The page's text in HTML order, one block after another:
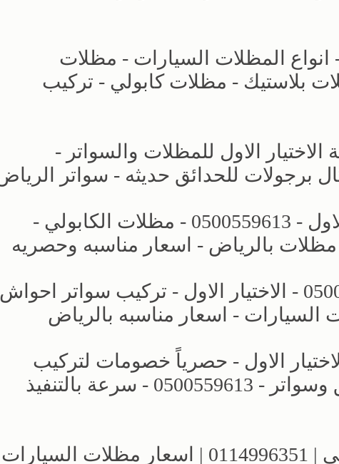
وسواتر التخصصي - 0500559613 - انواع المظلات السيارات - مظلات
بلاستيك - مظلات كابولي - تركيب
الاول للمظلات والسواتر -
مشاريع جديده - مظلات وسواتر الاختيار الاول - 0500559613 - مظلات الكابولي -
بالرياض - اسعار مناسبه وحصريه
مظلات كراج - مظلات الخارجية - 0500559613 - الاختيار الاول - تركيب سواتر احواش
- اسعار مناسبه بالرياض
الاول - حصرياً خصومات لتركيب
مظلات سيارات بالرياض - برجولات حدائق وسواتر - 0500559613 - سرعة بالتنفيذ
معارض الرياض | مظلات وسواتر التخصصي | 0114996351 | اسعار مظلات السيارات